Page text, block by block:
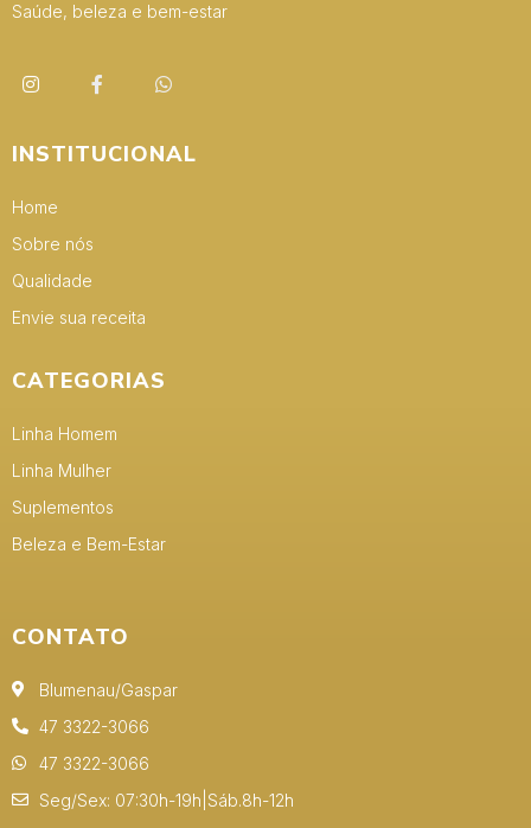
Saúde, beleza e bem-estar
INSTITUCIONAL
Home
Sobre nós
Qualidade
Envie sua receita
CATEGORIAS
Linha Homem
Linha Mulher
Suplementos
Beleza e Bem-Estar
CONTATO
Blumenau/Gaspar
47 3322-3066
47 3322-3066
Seg/Sex: 07:30h-19h|Sáb.8h-12h